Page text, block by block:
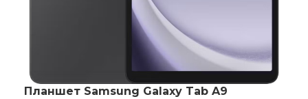
Планшет Samsung Galaxy Tab A9